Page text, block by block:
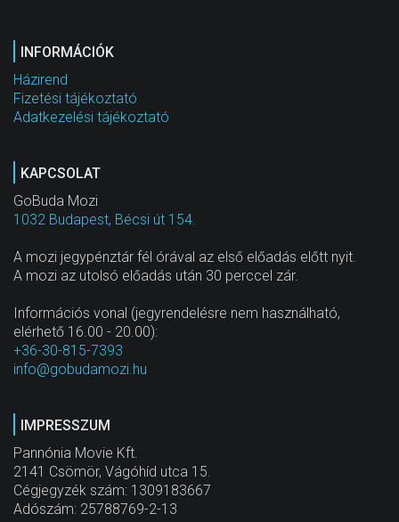
INFORMÁCIÓK
Házirend
Fizetési tájékoztató
Adatkezelési tájékoztató
KAPCSOLAT
GoBuda Mozi
1032 Budapest, Bécsi út 154.
A mozi jegypénztár fél órával az első előadás előtt nyit.
A mozi az utolsó előadás után 30 perccel zár.
Információs vonal (jegyrendelésre nem használható,
elérhető 16.00 - 20.00):
+36-30-815-7393
info@gobudamozi.hu
IMPRESSZUM
Pannónia Movie Kft.
2141 Csömör, Vágóhíd utca 15.
Cégjegyzék szám: 1309183667
Adószám: 25788769-2-13